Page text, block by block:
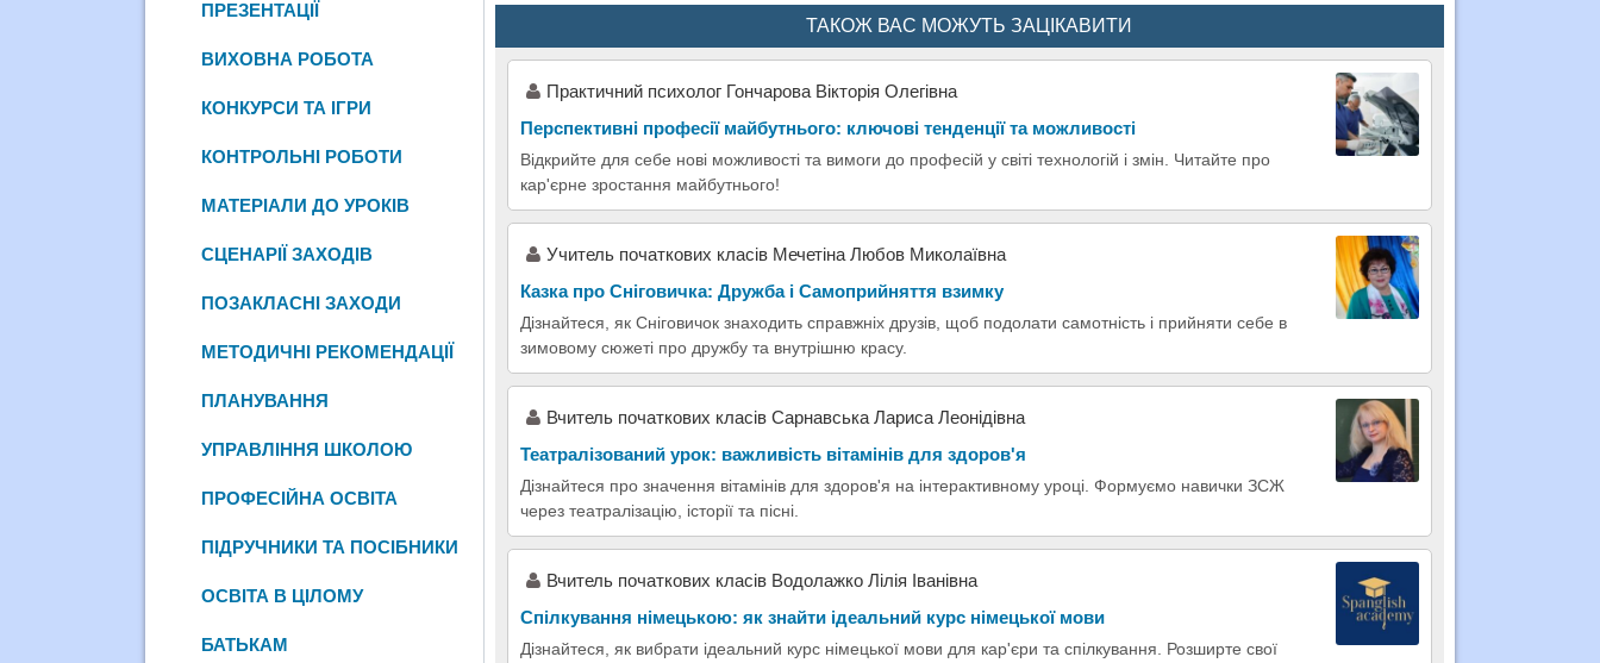
ТАКОЖ ВАС МОЖУТЬ ЗАЦІКАВИТИ
Практичний психолог Гончарова Вікторія Олегівна
Перспективні професії майбутнього: ключові тенденції та можливості
Відкрийте для себе нові можливості та вимоги до професій у світі технологій і змін. Читайте про
кар'єрне зростання майбутнього!
Учитель початкових класів Мечетіна Любов Миколаївна
Казка про Сніговичка: Дружба і Самоприйняття взимку
Дізнайтеся, як Сніговичок знаходить справжніх друзів, щоб подолати самотність і прийняти себе в
зимовому сюжеті про дружбу та внутрішню красу.
Вчитель початкових класів Сарнавська Лариса Леонідівна
Театралізований урок: важливість вітамінів для здоров'я
Дізнайтеся про значення вітамінів для здоров'я на інтерактивному уроці. Формуємо навички ЗСЖ
через театралізацію, історії та пісні.
Вчитель початкових класів Водолажко Лілія Іванівна
Спілкування німецькою: як знайти ідеальний курс німецької мови
Дізнайтеся, як вибрати ідеальний курс німецької мови для кар'єри та спілкування. Розширте свої
ПРЕЗЕНТАЦІЇ
ВИХОВНА РОБОТА
КОНКУРСИ ТА ІГРИ
КОНТРОЛЬНІ РОБОТИ
МАТЕРІАЛИ ДО УРОКІВ
СЦЕНАРІЇ ЗАХОДІВ
ПОЗАКЛАСНІ ЗАХОДИ
МЕТОДИЧНІ РЕКОМЕНДАЦІЇ
ПЛАНУВАННЯ
УПРАВЛІННЯ ШКОЛОЮ
ПРОФЕСІЙНА ОСВІТА
ПІДРУЧНИКИ ТА ПОСІБНИКИ
ОСВІТА В ЦІЛОМУ
БАТЬКАМ